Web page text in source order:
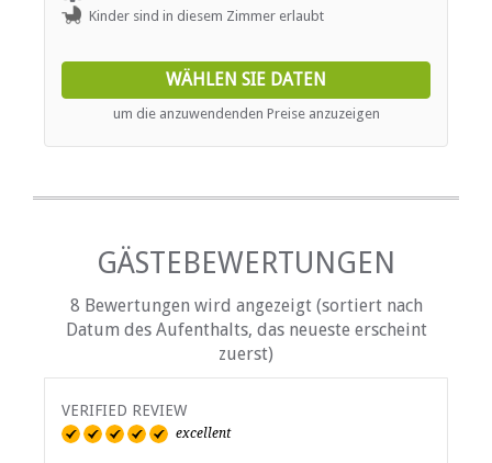
Kinder sind in diesem Zimmer erlaubt
WÄHLEN SIE DATEN
um die anzuwendenden Preise anzuzeigen
GÄSTEBEWERTUNGEN
8 Bewertungen wird angezeigt (sortiert nach
Datum des Aufenthalts, das neueste erscheint
zuerst)
VERIFIED REVIEW
excellent